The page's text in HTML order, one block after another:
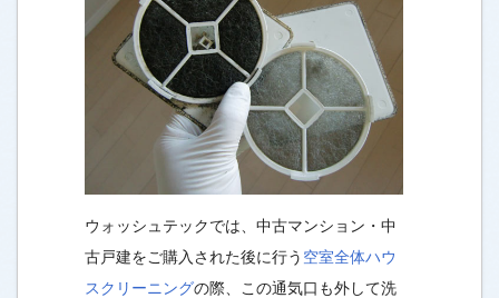
ウォッシュテックでは、中古マンション・中
古戸建をご購入された後に行う 空室全体ハウ
スクリーニングの際、この通気口も外して洗